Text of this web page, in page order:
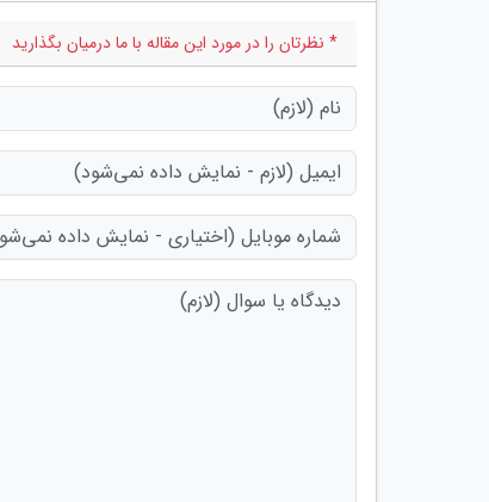
* نظرتان را در مورد این مقاله با ما درمیان بگذارید